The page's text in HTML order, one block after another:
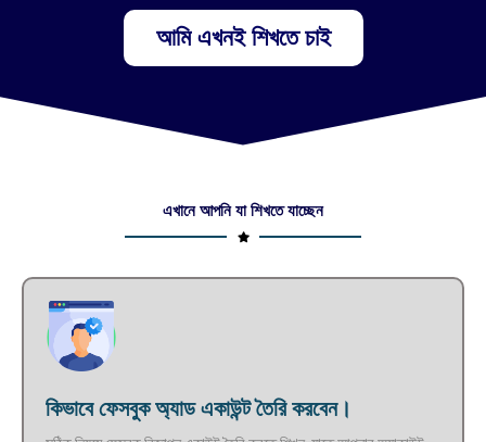
আমি এখনই শিখতে চাই
এখানে আপনি যা শিখতে যাচ্ছেন
কিভাবে ফেসবুক অ্যাড একাউন্ট তৈরি করবেন।